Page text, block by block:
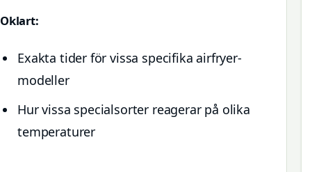
Oklart:
Exakta tider för vissa specifika airfryer-
modeller
Hur vissa specialsorter reagerar på olika
temperaturer